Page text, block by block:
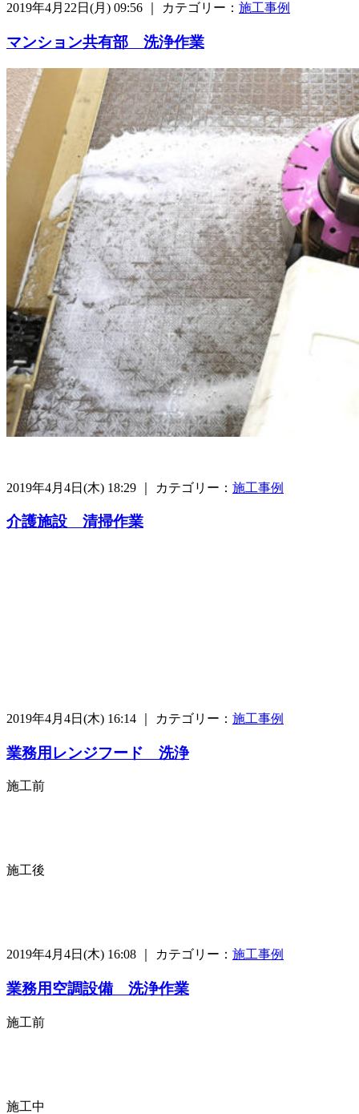
2019年4月22日(月) 09:56 ｜ カテゴリー： 施工事例
マンション共有部 洗浄作業
2019年4月4日(木) 18:29 ｜ カテゴリー： 施工事例
介護施設 清掃作業
2019年4月4日(木) 16:14 ｜ カテゴリー： 施工事例
業務用レンジフード 洗浄
施工前
施工後
2019年4月4日(木) 16:08 ｜ カテゴリー： 施工事例
業務用空調設備 洗浄作業
施工前
施工中